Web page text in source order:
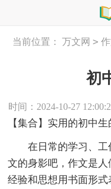
当前位置： 万文网 >
初
时间：2024-10-27
【集合】实用的初中
在日常的学习、工
文的身影吧，作文是人
经验和思想用书面形